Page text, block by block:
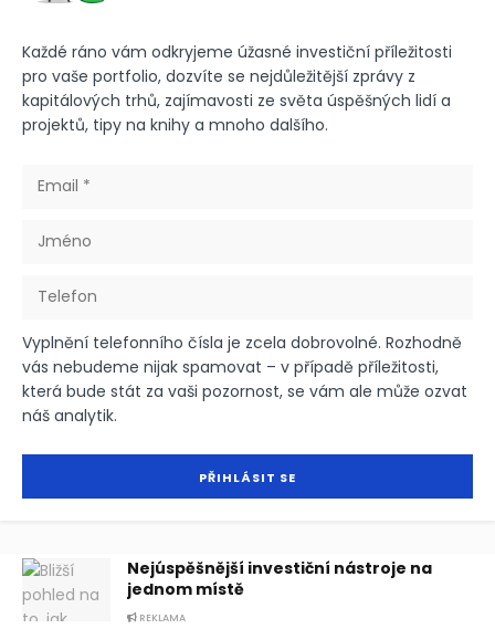
Každé ráno vám odkryjeme úžasné investiční příležitosti
pro vaše portfolio, dozvíte se nejdůležitější zprávy z
kapitálových trhů, zajímavosti ze světa úspěšných lidí a
projektů, tipy na knihy a mnoho dalšího.
Vyplnění telefonního čísla je zcela dobrovolné. Rozhodně
vás nebudeme nijak spamovat – v případě příležitosti,
která bude stát za vaši pozornost, se vám ale může ozvat
náš analytik.
Nejúspěšnější investiční nástroje na
jednom místě
REKLAMA